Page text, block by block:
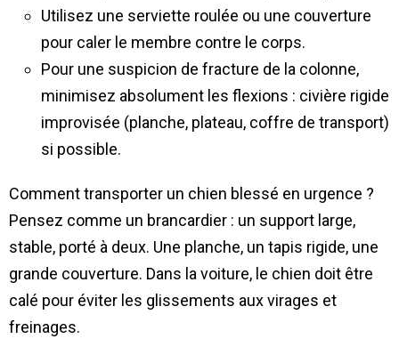
Utilisez une serviette roulée ou une couverture
pour caler le membre contre le corps.
Pour une suspicion de fracture de la colonne,
minimisez absolument les flexions : civière rigide
improvisée (planche, plateau, coffre de transport)
si possible.
Comment transporter un chien blessé en urgence ?
Pensez comme un brancardier : un support large,
stable, porté à deux. Une planche, un tapis rigide, une
grande couverture. Dans la voiture, le chien doit être
calé pour éviter les glissements aux virages et
freinages.